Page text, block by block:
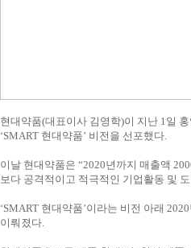
현대약품(대표이사 김영학)이 지난 1일
‘SMART 현대약품’ 비전을 선포했다.
이날 현대약품은 “2020년까지 매출액
보다 공격적이고 적극적인 기업활동 및
‘SMART 현대약품’이라는 비전 아래
이뤄졌다.